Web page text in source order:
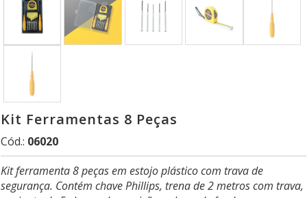
Kit Ferramentas 8 Peças
Cód.: 06020
Kit ferramenta 8 peças em estojo plástico com trava de
segurança. Contém chave Phillips, trena de 2 metros com trava,